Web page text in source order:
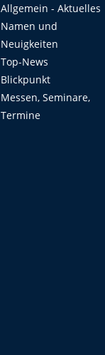
Allgemein - Aktuelles
Namen und
Neuigkeiten
Top-News
Blickpunkt
Messen, Seminare,
Termine